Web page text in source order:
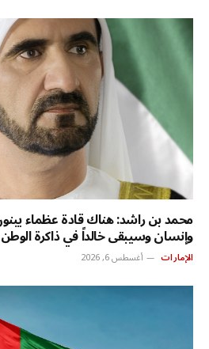
محمد بن راشد: هناك قادة عظماء
وإنسان وسيبقى خالداً في ذاكرة الوطن
الإمارات أغسطس 6, 2026